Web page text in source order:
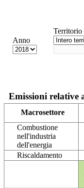
Anno
Territorio
Emissioni relative
Macrosettore
Combustione
nell'industria
dell'energia
Riscaldamento